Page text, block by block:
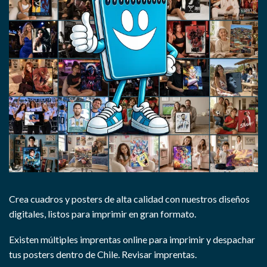
Crea cuadros y posters de alta calidad con nuestros diseños
digitales, listos para imprimir en gran formato.
Existen múltiples imprentas online para imprimir y despachar
tus posters dentro de Chile. Revisar imprentas.